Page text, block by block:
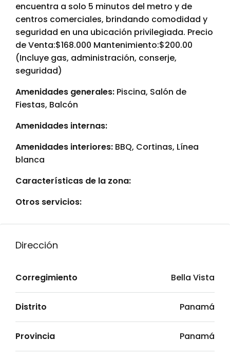
encuentra a solo 5 minutos del metro y de
centros comerciales, brindando comodidad y
seguridad en una ubicación privilegiada. Precio
de Venta:$168.000 Mantenimiento:$200.00
(Incluye gas, administración, conserje,
seguridad)
Amenidades generales: Piscina, Salón de
Fiestas, Balcón
Amenidades internas:
Amenidades interiores: BBQ, Cortinas, Línea
blanca
Características de la zona:
Otros servicios:
Dirección
Corregimiento Bella Vista
Distrito Panamá
Provincia Panamá